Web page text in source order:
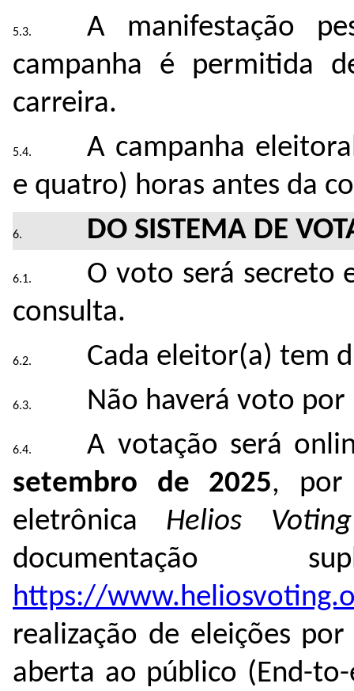
A manifestação
campanha é permitida
carreira.
A campanha
e quatro) horas antes da
DO SISTEMA DE
O voto será secreto
consulta.
Cada eleitor(a) tem
Não haverá voto
A votação será
setembro de 2025, por
eletrônica Helios Voting
documentação
https://
realização de eleições
aberta ao público (End-